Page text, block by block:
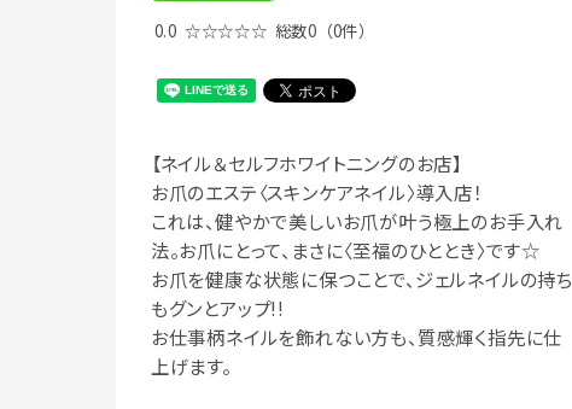
0.0 ☆☆☆☆☆ 総数0 （0件）
【ネイル＆セルフホワイトニングのお店】
お爪のエステ〈スキンケアネイル〉導入店！
これは、健やかで美しいお爪が叶う極上のお手入れ
法。お爪にとって、まさに〈至福のひととき〉です☆
お爪を健康な状態に保つことで、ジェルネイルの持ち
もグンとアップ!!
お仕事柄ネイルを飾れない方も、質感輝く指先に仕
上げます。